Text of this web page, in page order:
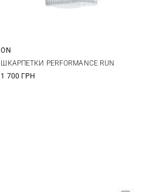
L
ON
ШКАРПЕТКИ PERFORMANCE RUN
1 700 ГРН